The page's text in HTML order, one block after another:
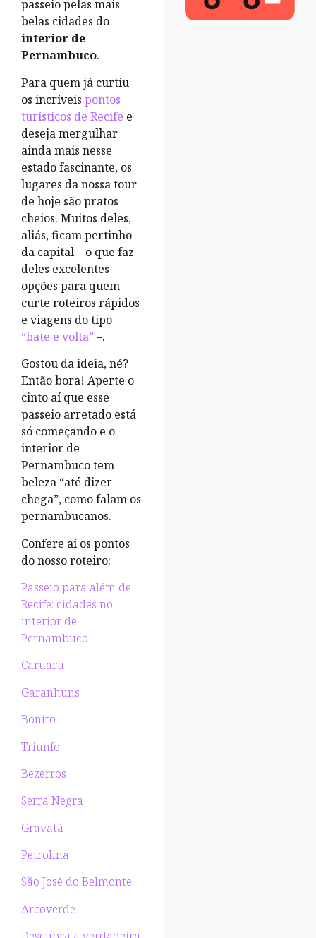
passeio pelas mais
belas cidades do
interior de
Pernambuco.
Para quem já curtiu
os incríveis pontos
turísticos de Recife e
deseja mergulhar
ainda mais nesse
estado fascinante, os
lugares da nossa tour
de hoje são pratos
cheios. Muitos deles,
aliás, ficam pertinho
da capital – o que faz
deles excelentes
opções para quem
curte roteiros rápidos
e viagens do tipo
“bate e volta” –.
Gostou da ideia, né?
Então bora! Aperte o
cinto aí que esse
passeio arretado está
só começando e o
interior de
Pernambuco tem
beleza “até dizer
chega”, como falam os
pernambucanos.
Confere aí os pontos
do nosso roteiro:
Passeio para além de
Recife: cidades no
interior de
Pernambuco
Caruaru
Garanhuns
Bonito
Triunfo
Bezerros
Serra Negra
Gravatá
Petrolina
São José do Belmonte
Arcoverde